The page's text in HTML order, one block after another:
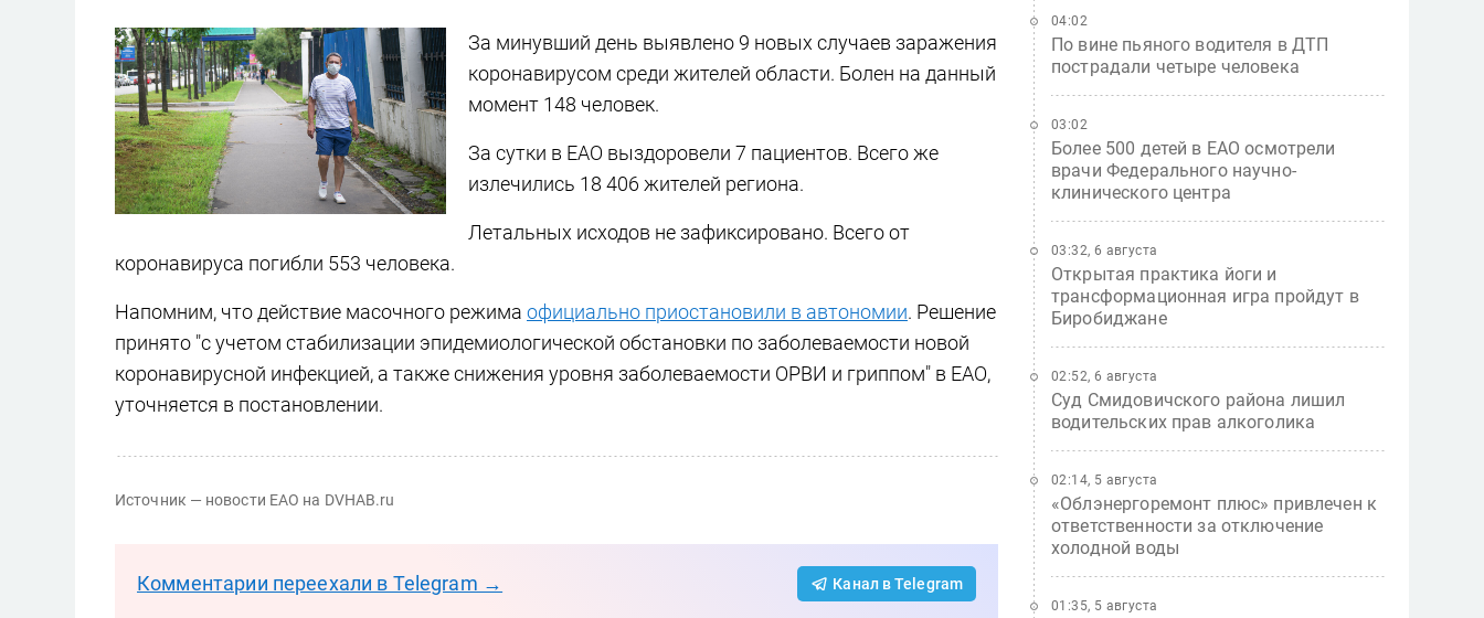
За минувший день выявлено 9 новых случаев заражения
коронавирусом среди жителей области. Болен на данный
момент 148 человек.
За сутки в ЕАО выздоровели 7 пациентов. Всего же
излечились 18 406 жителей региона.
Летальных исходов не зафиксировано. Всего от
коронавируса погибли 553 человека.
Напомним, что действие масочного режима официально приостановили в автономии. Решение
принято "с учетом стабилизации эпидемиологической обстановки по заболеваемости новой
коронавирусной инфекцией, а также снижения уровня заболеваемости ОРВИ и гриппом" в ЕАО,
уточняется в постановлении.
Источник — новости ЕАО на DVHAB.ru
Комментарии переехали в Telegram → Канал в Telegram
По вине пьяного водителя в ДТП
пострадали четыре человека
04:02
Более 500 детей в ЕАО осмотрели
врачи Федерального научно-
клинического центра
03:02
Открытая практика йоги и
трансформационная игра пройдут в
Биробиджане
03:32, 6 августа
Суд Смидовичского района лишил
водительских прав алкоголика
02:52, 6 августа
«Облэнергоремонт плюс» привлечен к
ответственности за отключение
холодной воды
02:14, 5 августа
01:35, 5 августа